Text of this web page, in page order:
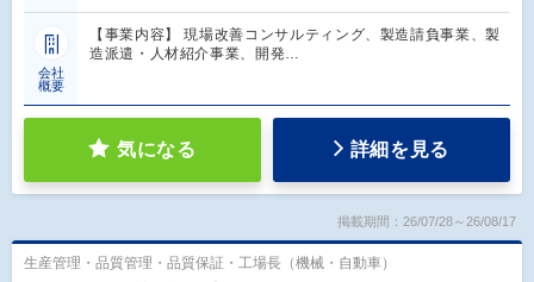
会社
概要
【事業内容】 現場改善コンサルティング、製造請負事業、製
造派遣・人材紹介事業、開発…
気になる 詳細を見る
掲載期間：26/07/28～26/08/17
生産管理・品質管理・品質保証・工場長（機械・自動車）